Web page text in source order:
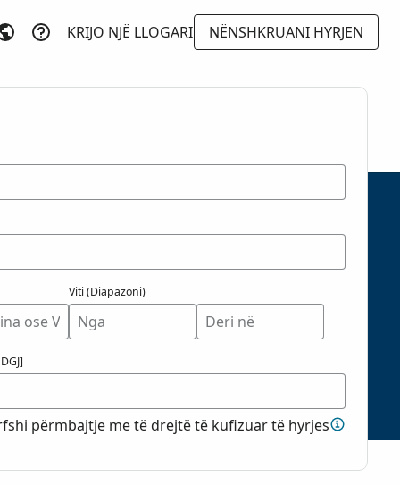
KRIJO NJË LLOGARI NËNSHKRUANI HYRJEN
në Tërë
Viti (Diapazoni)
përmbajtje me të drejtë të kufizuar të hyrjes